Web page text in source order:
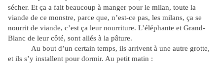
sécher. Et ça a fait beaucoup à manger pour le milan, toute la
viande de ce monstre, parce que, n’est-ce pas, les milans, ça se
nourrit de viande, c’est ça leur nourriture. L’éléphante et Grand-
Blanc de leur côté, sont allés à la pâture.
Au bout d’un certain temps, ils arrivent à une autre grotte,
et ils s’y installent pour dormir. Au petit matin :